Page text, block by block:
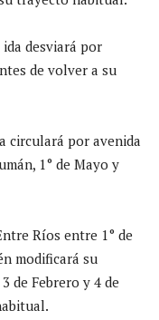
desviará por
de volver a su
circulará por avenida
1° de Mayo y
Ríos entre 1° de
modificará su
de Febrero y 4 de